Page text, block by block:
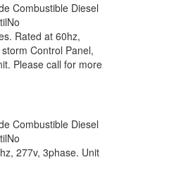
Combustible Diesel
No
Rated at 60hz,
Control Panel,
Please call for more
Combustible Diesel
No
277v, 3phase. Unit